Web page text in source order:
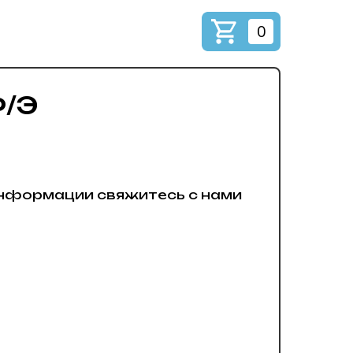
0
Э
свяжитесь с нами